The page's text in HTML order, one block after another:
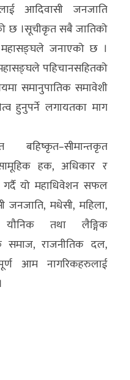
आदिवासी जनजाति
छ ।सूचीकृत सबै जातिको
महासङ्घले जनाएको छ ।
पहिचानसहितको
समानुपातिक समावेशी
हुनुपर्ने लगायतका माग
बहिष्कृत–सीमान्तकृत
हक, अधिकार र
गर्दै यो महाधिवेशन सफल
जनजाति, मधेसी, महिला,
तथा लैङ्गिक
समाज, राजनीतिक दल,
आम नागरिकहरुलाई